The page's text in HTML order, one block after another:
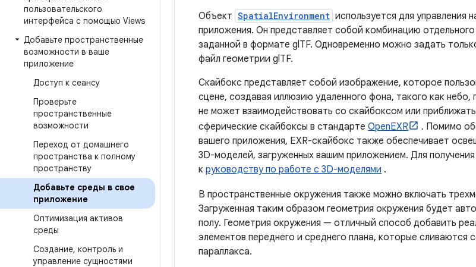
пользовательского
интерфейса с помощью Views
Добавьте пространственные
возможности в ваше
приложение
Доступ к сеансу
Проверьте
пространственные
возможности
Переход от домашнего
пространства к полному
пространству
Добавьте среды в свое
приложение
Оптимизация активов
среды
Создание, контроль и
управление сущностями
Объект SpatialEnvironment используется для управления
приложения. Он представляет собой комбинацию
заданной в формате glTF. Одновременно можно задать
файл геометрии glTF.
Скайбокс представляет собой изображение, которое
сцене, создавая иллюзию удаленного фона, такого как
не может взаимодействовать со скайбоксом или
сферические скайбоксы в стандарте OpenEXR
. Помимо
вашего приложения, EXR-скайбокс также обеспечивает
3D-моделей, загруженных вашим приложением. Для
к руководству по работе с 3D-моделями .
В пространственные окружения также можно включать
Загруженная таким образом геометрия окружения будет
полу. Геометрия окружения — отличный способ добавить
элементов переднего и среднего плана, которые сливаются
параллакса.